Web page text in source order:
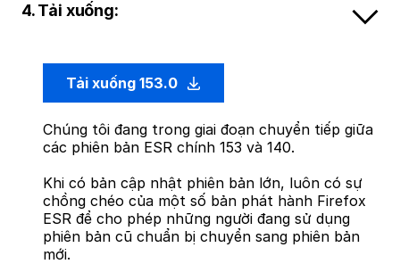
4. Tải xuống:
Tải xuống 153.0
Chúng tôi đang trong giai đoạn chuyển tiếp giữa
các phiên bản ESR chính 153 và 140.
Khi có bản cập nhật phiên bản lớn, luôn có sự
chồng chéo của một số bản phát hành Firefox
ESR để cho phép những người đang sử dụng
phiên bản cũ chuẩn bị chuyển sang phiên bản
mới.